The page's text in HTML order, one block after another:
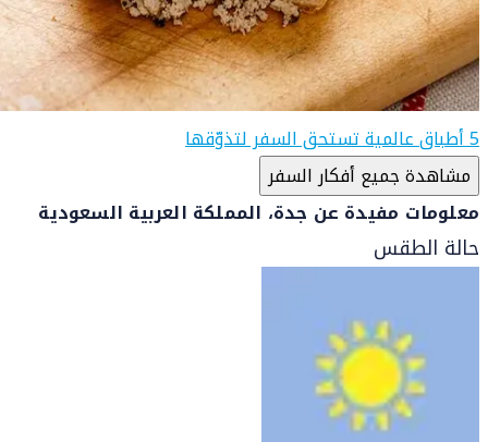
5 أطباق عالمية تستحق السفر لتذوّقها
مشاهدة جميع أفكار السفر
معلومات مفيدة عن جدة، المملكة العربية السعودية
حالة الطقس